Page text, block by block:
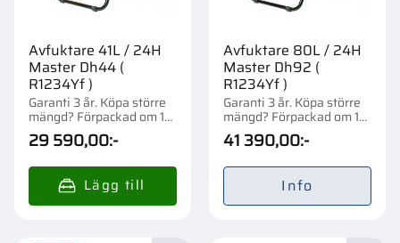
Avfuktare 41L / 24H
Master Dh44 (
R1234Yf )
Garanti 3 år. Köpa större
mängd? Förpackad om 1
st.
29 590,00:-
Avfuktare 80L / 24H
Master Dh92 (
R1234Yf )
Garanti 3 år. Köpa större
mängd? Förpackad om 1
st.
41 390,00:-
Info